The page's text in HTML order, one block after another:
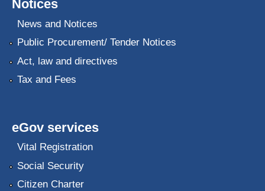
Notices
News and Notices
Public Procurement/ Tender Notices
Act, law and directives
Tax and Fees
eGov services
Vital Registration
Social Security
Citizen Charter